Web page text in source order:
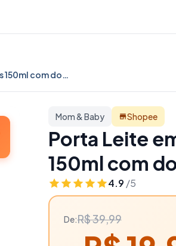
Porta Leite em Pó Para Bebê 3 Divisórias 150ml com dosador Livre Bpa - Porta Whey + Colher Silicone - 50% OFF | Mom & Baby
Mom & Baby Shopee
Porta Leite
150ml com
+ Colher
4.9 /5
De:R$ 39,99